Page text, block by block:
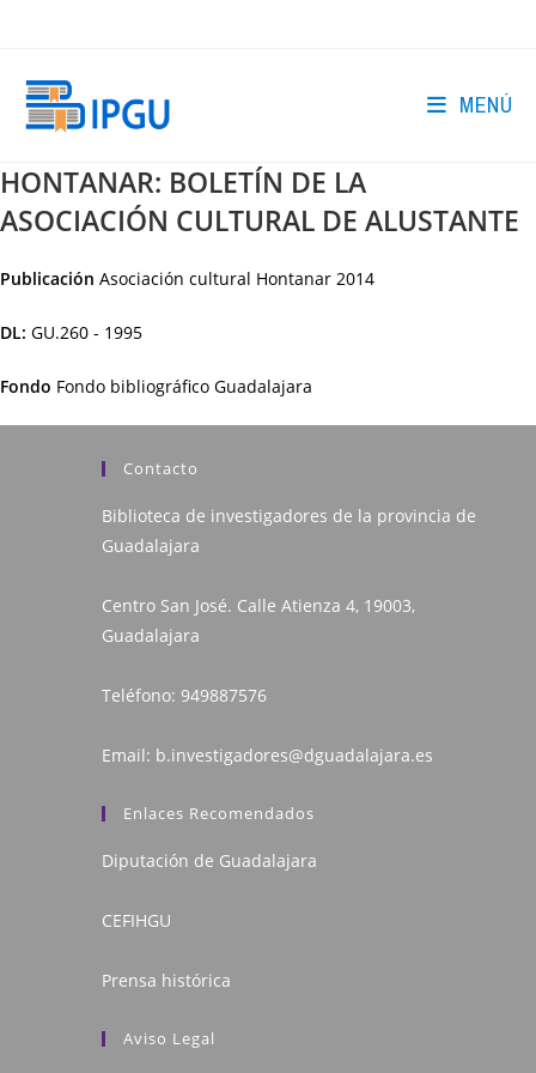
MENÚ
HONTANAR: BOLETÍN DE LA
ASOCIACIÓN CULTURAL DE ALUSTANTE
Publicación Asociación cultural Hontanar 2014
DL: GU.260 - 1995
Fondo Fondo bibliográfico Guadalajara
Contacto
Biblioteca de investigadores de la provincia de
Guadalajara
Centro San José. Calle Atienza 4, 19003,
Guadalajara
Teléfono: 949887576
Email: b.investigadores@dguadalajara.es
Enlaces Recomendados
Diputación de Guadalajara
CEFIHGU
Prensa histórica
Aviso Legal